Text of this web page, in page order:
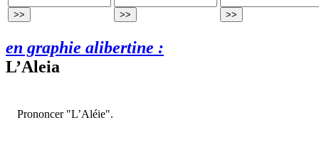
en graphie alibertine :
L’Aleia
Prononcer "L’Aléie".